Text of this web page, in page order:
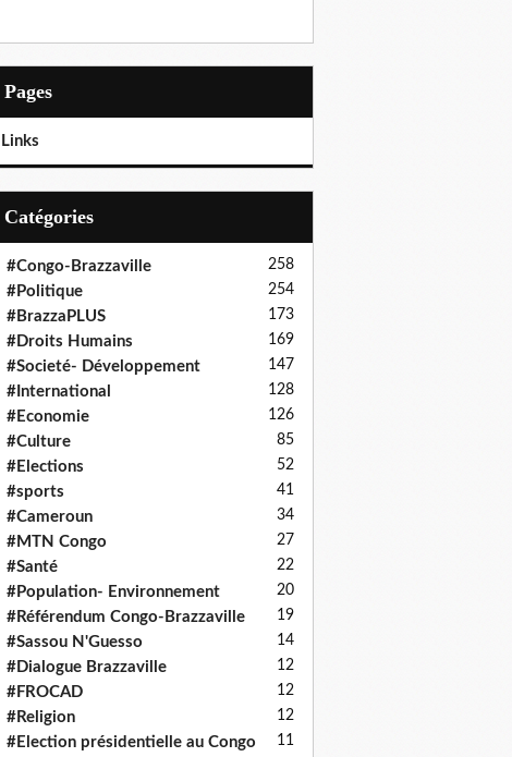
Pages
Links
Catégories
#Congo-Brazzaville 258
#Politique 254
#BrazzaPLUS 173
#Droits Humains 169
#Societé- Développement 147
#International 128
#Economie 126
#Culture 85
#Elections 52
#sports 41
#Cameroun 34
#MTN Congo 27
#Santé 22
#Population- Environnement 20
#Référendum Congo-Brazzaville 19
#Sassou N'Guesso 14
#Dialogue Brazzaville 12
#FROCAD 12
#Religion 12
#Election présidentielle au Congo 11